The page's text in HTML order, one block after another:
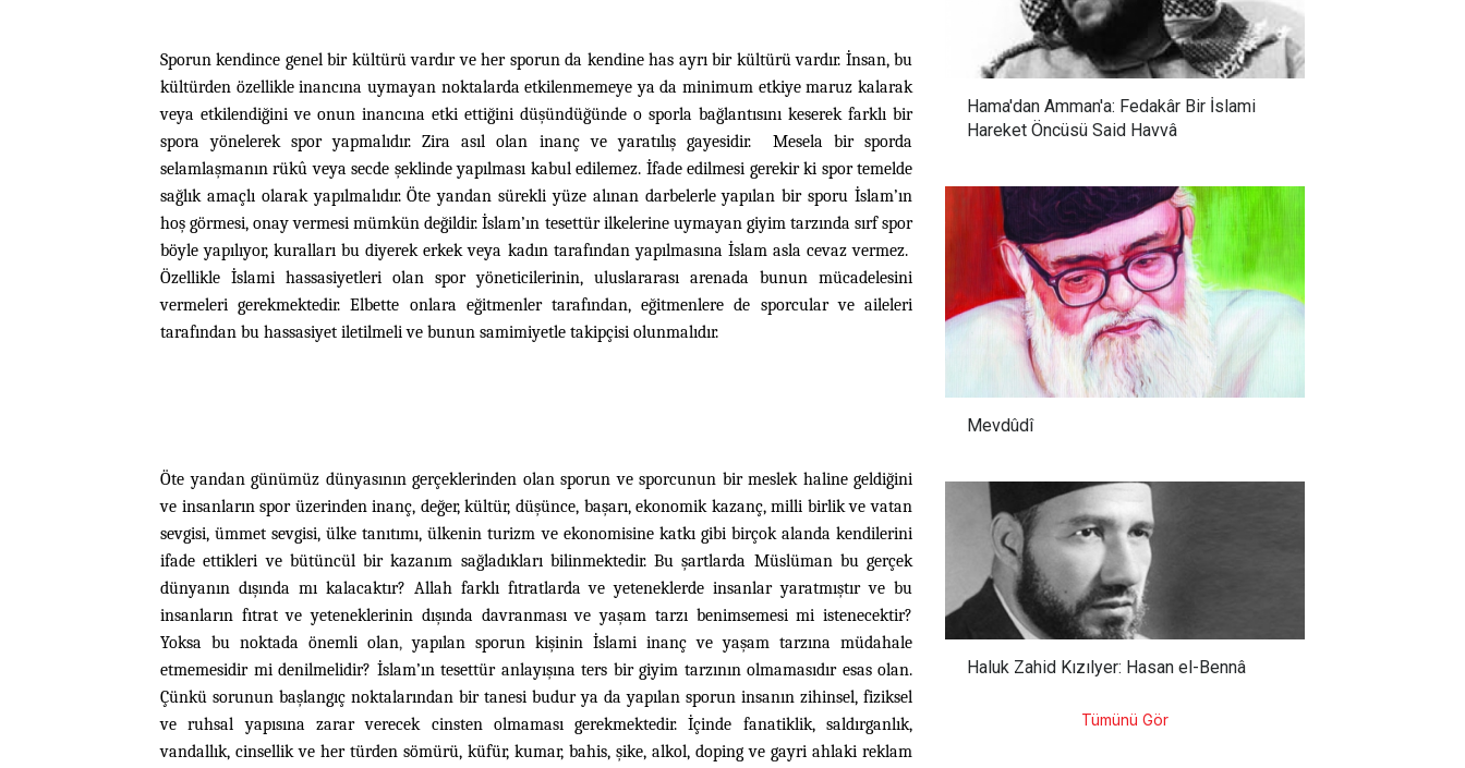
Sporun kendince genel bir kültürü vardır ve her sporun da kendine has ayrı bir kültürü vardır. İnsan, bu
kültürden özellikle inancına uymayan noktalarda etkilenmemeye ya da minimum etkiye maruz kalarak
veya etkilendiğini ve onun inancına etki ettiğini düşündüğünde o sporla bağlantısını keserek farklı bir
spora yönelerek spor yapmalıdır. Zira asıl olan inanç ve yaratılış gayesidir. Mesela bir sporda
selamlaşmanın rükû veya secde şeklinde yapılması kabul edilemez. İfade edilmesi gerekir ki spor temelde
sağlık amaçlı olarak yapılmalıdır. Öte yandan sürekli yüze alınan darbelerle yapılan bir sporu İslam’ın
hoş görmesi, onay vermesi mümkün değildir. İslam’ın tesettür ilkelerine uymayan giyim tarzında sırf spor
böyle yapılıyor, kuralları bu diyerek erkek veya kadın tarafından yapılmasına İslam asla cevaz vermez.
Özellikle İslami hassasiyetleri olan spor yöneticilerinin, uluslararası arenada bunun mücadelesini
vermeleri gerekmektedir. Elbette onlara eğitmenler tarafından, eğitmenlere de sporcular ve aileleri
tarafından bu hassasiyet iletilmeli ve bunun samimiyetle takipçisi olunmalıdır.
Öte yandan günümüz dünyasının gerçeklerinden olan sporun ve sporcunun bir meslek haline geldiğini
ve insanların spor üzerinden inanç, değer, kültür, düşünce, başarı, ekonomik kazanç, milli birlik ve vatan
sevgisi, ümmet sevgisi, ülke tanıtımı, ülkenin turizm ve ekonomisine katkı gibi birçok alanda kendilerini
ifade ettikleri ve bütüncül bir kazanım sağladıkları bilinmektedir. Bu şartlarda Müslüman bu gerçek
dünyanın dışında mı kalacaktır? Allah farklı fıtratlarda ve yeteneklerde insanlar yaratmıştır ve bu
insanların fıtrat ve yeteneklerinin dışında davranması ve yaşam tarzı benimsemesi mi istenecektir?
Yoksa bu noktada önemli olan,yapılan sporun kişinin İslami inanç ve yaşam tarzına müdahale
etmemesidir mi denilmelidir? İslam’ın tesettür anlayışına ters bir giyim tarzının olmamasıdır esas olan.
Çünkü sorunun başlangıç noktalarından bir tanesi budur ya da yapılan sporun insanın zihinsel, fiziksel
ve ruhsal yapısına zarar verecek cinsten olmaması gerekmektedir. İçinde fanatiklik, saldırganlık,
vandallık, cinsellik ve her türden sömürü, küfür, kumar, bahis, şike, alkol, doping ve gayri ahlaki reklam
Hama'dan Amman'a: Fedakâr Bir İslami
Hareket Öncüsü Said Havvâ
Mevdûdî
Haluk Zahid Kızılyer: Hasan el-Bennâ
Tümünü Gör